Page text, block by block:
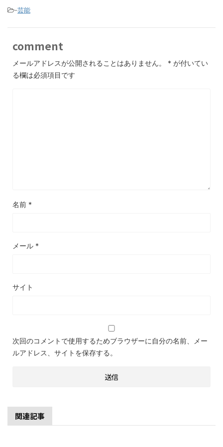
-芸能
comment
メールアドレスが公開されることはありません。 * が付いてい
る欄は必須項目です
名前 *
メール *
サイト
次回のコメントで使用するためブラウザーに自分の名前、メー
ルアドレス、サイトを保存する。
関連記事